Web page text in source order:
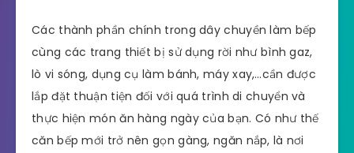
Các thành phần chính trong dây chuyền làm bếp
cùng các trang thiết bị sử dụng rời như bình gaz,
lò vi sóng, dụng cụ làm bánh, máy xay,…cần được
lắp đặt thuận tiện đối với quá trình di chuyển và
thực hiện món ăn hàng ngày của bạn. Có như thế
căn bếp mới trở nên gọn gàng, ngăn nắp, là nơi